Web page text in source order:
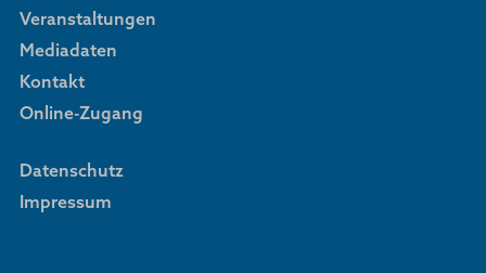
Veranstaltungen
Mediadaten
Kontakt
Online-Zugang
Datenschutz
Impressum